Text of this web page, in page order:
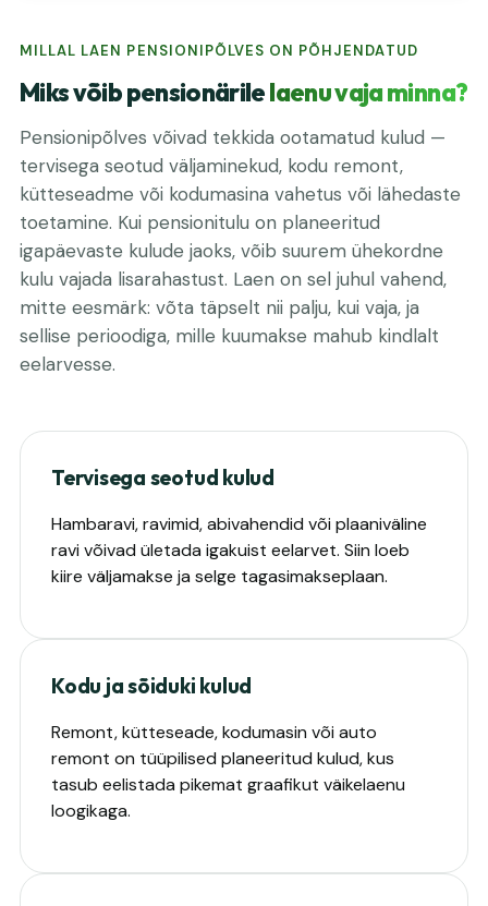
MILLAL LAEN PENSIONIPÕLVES ON PÕHJENDATUD
Miks võib pensionärilelaenu vaja minna?
Pensionipõlves võivad tekkida ootamatud kulud —
tervisega seotud väljaminekud, kodu remont,
kütteseadme või kodumasina vahetus või lähedaste
toetamine. Kui pensionitulu on planeeritud
igapäevaste kulude jaoks, võib suurem ühekordne
kulu vajada lisarahastust. Laen on sel juhul vahend,
mitte eesmärk: võta täpselt nii palju, kui vaja, ja
sellise perioodiga, mille kuumakse mahub kindlalt
eelarvesse.
Tervisega seotud kulud
Hambaravi, ravimid, abivahendid või plaaniväline
ravi võivad ületada igakuist eelarvet. Siin loeb
kiire väljamakse ja selge tagasimakseplaan.
Kodu ja sõiduki kulud
Remont, kütteseade, kodumasin või auto
remont on tüüpilised planeeritud kulud, kus
tasub eelistada pikemat graafikut väikelaenu
loogikaga.